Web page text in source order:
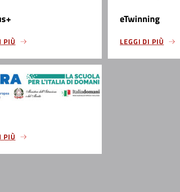
PIÙ
eTwinning
LEGGI DI PIÙ
PIÙ